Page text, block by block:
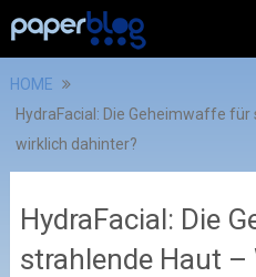
HOME
HydraFacial: Die Geheimwaffe
wirklich dahinter?
HydraFacial: Die
strahlende Haut –